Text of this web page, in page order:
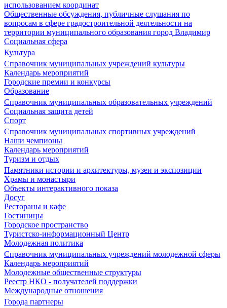
использованием координат
Общественные обсуждения, публичные слушания по
вопросам в сфере градостроительной деятельности на
территории муниципального образования город Владимир
Социальная сфера
Культура
Справочник муниципальных учреждений культуры
Календарь мероприятий
Городские премии и конкурсы
Образование
Справочник муниципальных образовательных учреждений
Социальная защита детей
Спорт
Справочник муниципальных спортивных учреждений
Наши чемпионы
Календарь мероприятий
Туризм и отдых
Памятники истории и архитектуры, музеи и экспозиции
Храмы и монастыри
Объекты интерактивного показа
Досуг
Рестораны и кафе
Гостиницы
Городское пространство
Туристско-информационный Центр
Молодежная политика
Справочник муниципальных учреждений молодежной сферы
Календарь мероприятий
Молодежные общественные структуры
Реестр НКО - получателей поддержки
Международные отношения
Города партнеры